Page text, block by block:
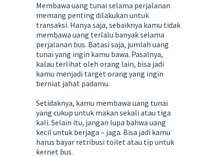
Membawa uang tunai selama perjalanan
memang penting dilakukan untuk
transaksi. Hanya saja, sebaiknya kamu tidak
membawa uang terlalu banyak selama
perjalanan bus. Batasi saja, jumlah uang
tunai yang ingin kamu bawa. Pasalnya,
kalau terlihat oleh orang lain, bisa jadi
kamu menjadi target orang yang ingin
berniat jahat padamu.
Setidaknya, kamu membawa uang tunai
yang cukup untuk makan sekali atau tiga
kali. Selain itu, jangan lupa bahwa uang
kecil untuk berjaga – jaga. Bisa jadi kamu
harus bayar retribusi toilet atau tip untuk
kernet bus.